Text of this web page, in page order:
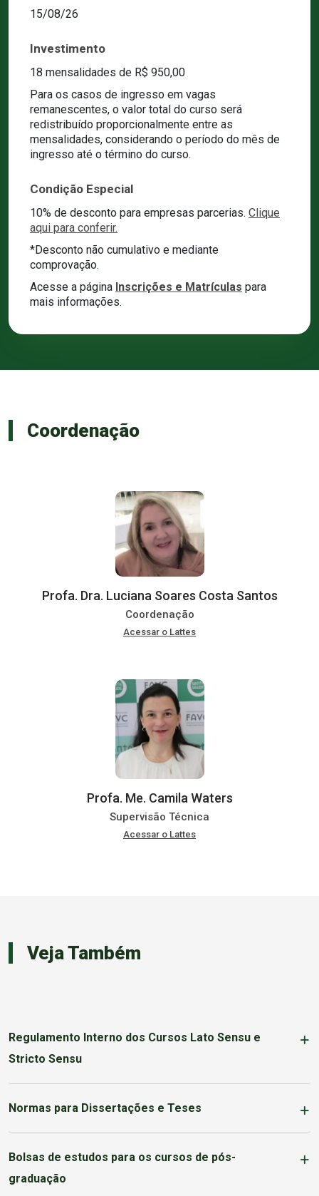
15/08/26
Investimento
18 mensalidades de R$ 950,00
Para os casos de ingresso em vagas
remanescentes, o valor total do curso será
redistribuído proporcionalmente entre as
mensalidades, considerando o período do mês de
ingresso até o término do curso.
Condição Especial
10% de desconto para empresas parcerias. Clique
aqui para conferir.
*Desconto não cumulativo e mediante
comprovação.
Acesse a página Inscrições e Matrículas para
mais informações.
Coordenação
Profa. Dra. Luciana Soares Costa Santos
Coordenação
Acessar o Lattes
Profa. Me. Camila Waters
Supervisão Técnica
Acessar o Lattes
Veja Também
Regulamento Interno dos Cursos Lato Sensu e
Stricto Sensu
Normas para Dissertações e Teses
Bolsas de estudos para os cursos de pós-
graduação